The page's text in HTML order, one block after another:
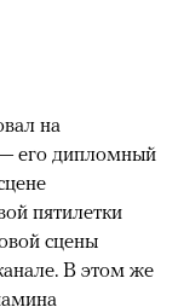
на
его дипломный
пятилетки
сцены
В этом же